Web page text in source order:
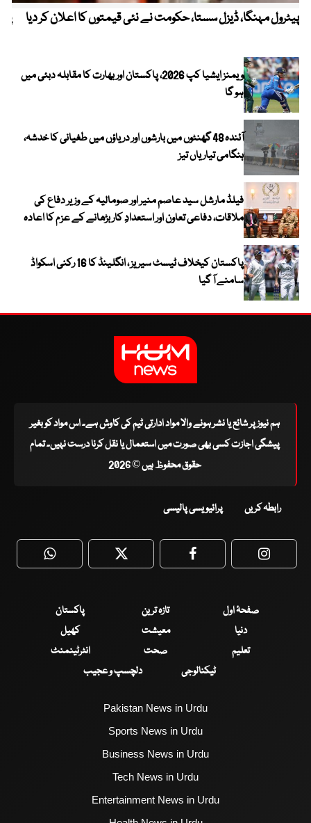
پیٹرول مہنگا، ڈیزل سستا، حکومت نے نئی قیمتوں کا اعلان کر دیا
ویمنز ایشیا کپ 2026، پاکستان اور بھارت کا مقابلہ دبئی میں
ہو گا
آئندہ 48 گھنٹوں میں بارشوں اور دریاؤں میں طغیانی کا خدشہ،
ہنگامی تیاریاں تیز
فیلڈ مارشل سید عاصم منیر اور صومالیہ کے وزیر دفاع کی
ملاقات، دفاعی تعاون اور استعدادِ کار بڑھانے کے عزم کا اعادہ
پاکستان کیخلاف ٹیسٹ سیریز ، انگلینڈ کا 16 رکنی اسکواڈ
سامنے آ گیا
ہم نیوز پر شائع یا نشر ہونے والا مواد ادارتی ٹیم کی کاوش ہے۔ اس مواد کو بغیر
پیشگی اجازت کسی بھی صورت میں استعمال یا نقل کرنا درست نہیں۔ تمام
حقوق محفوظ ہیں © 2026
رابطہ کریں پرائیویسی پالیسی
WhatsApp Twitter Facebook
صفحۂ اول تازہ ترین
پاکستان
دنیا
معیشت
کھیل
تعلیم
صحت
انٹرٹینمنٹ
ٹیکنالوجی
دلچسپ و عجیب
Pakistan News in Urdu
Sports News in Urdu
Business News in Urdu
Tech News in Urdu
Entertainment News in Urdu